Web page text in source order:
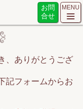
お問
合せ
MENU
、ありがとうござ
記フォームからお